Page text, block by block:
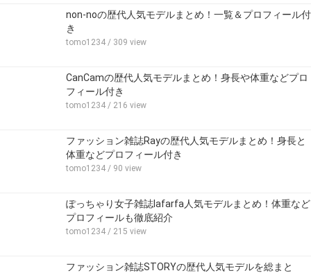
non-noの歴代人気モデルまとめ！一覧＆プロフィール付
き
tomo1234 / 309 view
CanCamの歴代人気モデルまとめ！身長や体重などプロ
フィール付き
tomo1234 / 216 view
ファッション雑誌Rayの歴代人気モデルまとめ！身長と
体重などプロフィール付き
tomo1234 / 90 view
ぽっちゃり女子雑誌lafarfa人気モデルまとめ！体重など
プロフィールも徹底紹介
tomo1234 / 215 view
ファッション雑誌STORYの歴代人気モデルを総まと